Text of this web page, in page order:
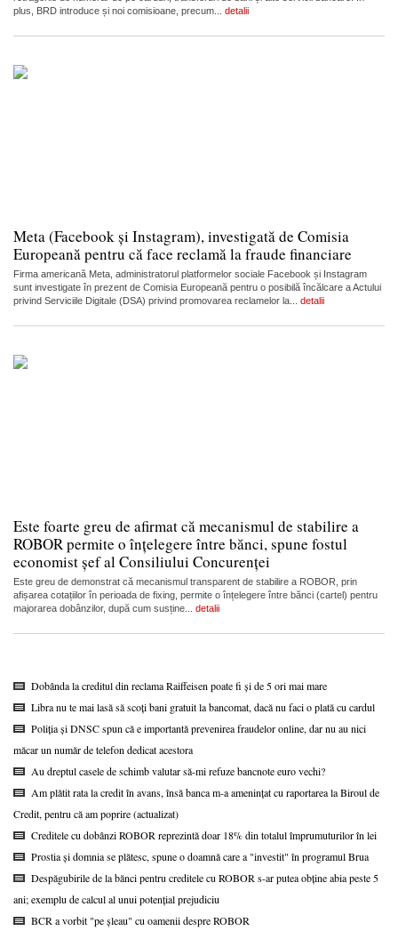
plus, BRD introduce și noi comisioane, precum... detalii
Meta (Facebook și Instagram), investigată de Comisia
Europeană pentru că face reclamă la fraude financiare
Firma americană Meta, administratorul platformelor sociale Facebook și Instagram
sunt investigate în prezent de Comisia Europeană pentru o posibilă încălcare a Actului
privind Serviciile Digitale (DSA) privind promovarea reclamelor la... detalii
Este foarte greu de afirmat că mecanismul de stabilire a
ROBOR permite o înțelegere între bănci, spune fostul
economist șef al Consiliului Concurenței
Este greu de demonstrat că mecanismul transparent de stabilire a ROBOR, prin
afișarea cotațiilor în perioada de fixing, permite o înțelegere între bănci (cartel) pentru
majorarea dobânzilor, după cum susține... detalii
Dobânda la creditul din reclama Raiffeisen poate fi și de 5 ori mai mare
Libra nu te mai lasă să scoți bani gratuit la bancomat, dacă nu faci o plată cu cardul
Poliția și DNSC spun că e importantă prevenirea fraudelor online, dar nu au nici
măcar un număr de telefon dedicat acestora
Au dreptul casele de schimb valutar să-mi refuze bancnote euro vechi?
Am plătit rata la credit în avans, însă banca m-a amenințat cu raportarea la Biroul de
Credit, pentru că am poprire (actualizat)
Creditele cu dobânzi ROBOR reprezintă doar 18% din totalul împrumuturilor în lei
Prostia și domnia se plătesc, spune o doamnă care a "investit" în programul Brua
Despăgubirile de la bănci pentru creditele cu ROBOR s-ar putea obține abia peste 5
ani; exemplu de calcul al unui potențial prejudiciu
BCR a vorbit "pe șleau" cu oamenii despre ROBOR